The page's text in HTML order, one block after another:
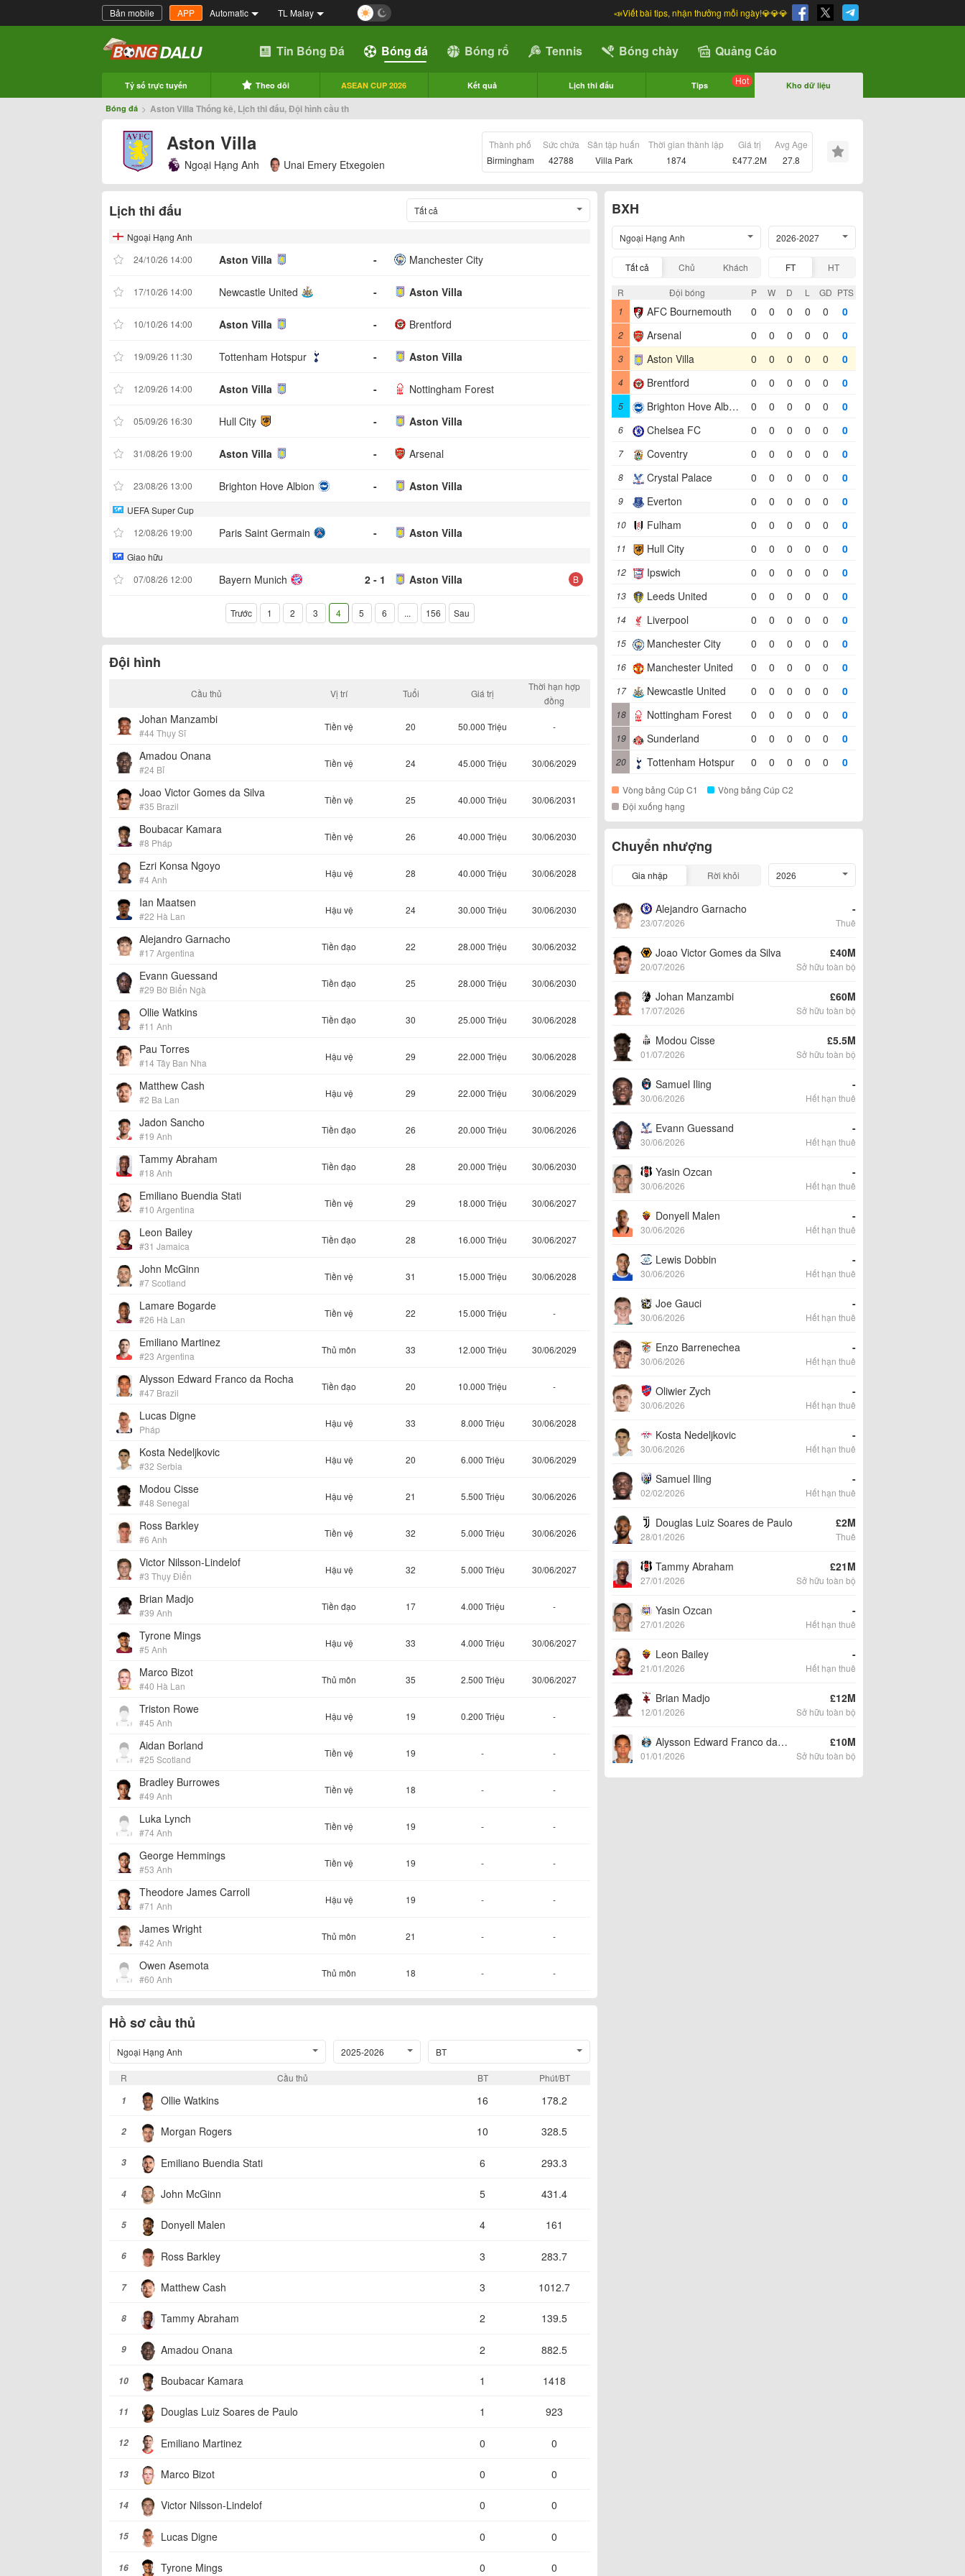
Bản mobile APP Automatic TL Malay 📣Viết bài tips, nhận thưởng mỗi ngày!💎💎💎
Tin Bóng Đá Bóng đá Bóng rổ Tennis Bóng chày Quảng Cáo
Tỷ số trực tuyến Theo dõi ASEAN CUP 2026 Kết quả Lịch thi đấu Tips Hot Kho dữ liệu
Bóng đá > Aston Villa Thống kê, Lịch thi đấu, Đội hình cầu th
Aston Villa
Ngoại Hạng Anh Unai Emery Etxegoien
Thành phố
Birmingham
Sức chứa
42788
Sân tập huấn
Villa Park
Thời gian thành lập
1874
Giá trị
£477.2M
Avg Age
27.8
Lịch thi đấu Tất cả
Ngoại Hạng Anh
24/10/26 14:00
Aston Villa - Manchester City
17/10/26 14:00 Newcastle United - Aston Villa
10/10/26 14:00 Aston Villa - Brentford
19/09/26 11:30 Tottenham Hotspur - Aston Villa
12/09/26 14:00 Aston Villa - Nottingham Forest
05/09/26 16:30 Hull City - Aston Villa
31/08/26 19:00 Aston Villa - Arsenal
23/08/26 13:00 Brighton Hove Albion - Aston Villa
UEFA Super Cup
12/08/26 19:00
Paris Saint Germain - Aston Villa
Giao hữu
07/08/26 12:00
Bayern Munich 2 - 1 Aston Villa B
Trước 1 2 3 4 5 6 ... 156 Sau
Đội hình
Cầu thủ Vị trí Tuổi Giá trị
Thời hạn hợp
đồng
Johan Manzambi
#44 Thụy Sĩ
Tiền vệ 20 50.000 Triệu -
Amadou Onana
#24 Bỉ
Tiền vệ 24 45.000 Triệu 30/06/2029
Joao Victor Gomes da Silva
#35 Brazil
Tiền vệ 25 40.000 Triệu 30/06/2031
Boubacar Kamara
#8 Pháp
Tiền vệ 26 40.000 Triệu 30/06/2030
Ezri Konsa Ngoyo
#4 Anh
Hậu vệ 28 40.000 Triệu 30/06/2028
Ian Maatsen
#22 Hà Lan
Hậu vệ 24 30.000 Triệu 30/06/2030
Alejandro Garnacho
#17 Argentina
Tiền đạo 22 28.000 Triệu 30/06/2032
Evann Guessand
#29 Bờ Biển Ngà
Tiền đạo 25 28.000 Triệu 30/06/2030
Ollie Watkins
#11 Anh
Tiền đạo 30 25.000 Triệu 30/06/2028
Pau Torres
#14 Tây Ban Nha
Hậu vệ 29 22.000 Triệu 30/06/2028
Matthew Cash
#2 Ba Lan
Hậu vệ 29 22.000 Triệu 30/06/2029
Jadon Sancho
#19 Anh
Tiền đạo 26 20.000 Triệu 30/06/2026
Tammy Abraham
#18 Anh
Tiền đạo 28 20.000 Triệu 30/06/2030
Emiliano Buendia Stati
#10 Argentina
Tiền vệ 29 18.000 Triệu 30/06/2027
Leon Bailey
#31 Jamaica
Tiền đạo 28 16.000 Triệu 30/06/2027
John McGinn
#7 Scotland
Tiền vệ 31 15.000 Triệu 30/06/2028
Lamare Bogarde
#26 Hà Lan
Tiền vệ 22 15.000 Triệu -
Emiliano Martinez
#23 Argentina
Thủ môn 33 12.000 Triệu 30/06/2029
Alysson Edward Franco da Rocha
#47 Brazil
Tiền đạo 20 10.000 Triệu -
Lucas Digne
Pháp
Hậu vệ 33 8.000 Triệu 30/06/2028
Kosta Nedeljkovic
#32 Serbia
Hậu vệ 20 6.000 Triệu 30/06/2029
Modou Cisse
#48 Senegal
Hậu vệ 21 5.500 Triệu 30/06/2026
Ross Barkley
#6 Anh
Tiền vệ 32 5.000 Triệu 30/06/2026
Victor Nilsson-Lindelof
#3 Thụy Điển
Hậu vệ 32 5.000 Triệu 30/06/2027
Brian Madjo
#39 Anh
Tiền đạo 17 4.000 Triệu -
Tyrone Mings
#5 Anh
Hậu vệ 33 4.000 Triệu 30/06/2027
Marco Bizot
#40 Hà Lan
Thủ môn 35 2.500 Triệu 30/06/2027
Triston Rowe
#45 Anh
Hậu vệ 19 0.200 Triệu -
Aidan Borland
#25 Scotland
Tiền vệ 19 - -
Bradley Burrowes
#49 Anh
Tiền vệ 18 - -
Luka Lynch
#74 Anh
Tiền vệ 19 - -
George Hemmings
#53 Anh
Tiền vệ 19 - -
Theodore James Carroll
#71 Anh
Hậu vệ 19 - -
James Wright
#42 Anh
Thủ môn 21 - -
Owen Asemota
#60 Anh
Thủ môn 18 - -
Hồ sơ cầu thủ
Ngoại Hạng Anh 2025-2026 BT
R Cầu thủ BT
Phút/BT
1
Ollie Watkins 16 178.2
2 Morgan Rogers 10 328.5
3 Emiliano Buendia Stati 6 293.3
4 John McGinn 5 431.4
5 Donyell Malen 4 161
6 Ross Barkley 3 283.7
7 Matthew Cash 3 1012.7
8 Tammy Abraham 2 139.5
9 Amadou Onana 2 882.5
10 Boubacar Kamara 1 1418
11 Douglas Luiz Soares de Paulo 1 923
12 Emiliano Martinez 0 0
13 Marco Bizot 0 0
14 Victor Nilsson-Lindelof 0 0
15 Lucas Digne 0 0
16 Tyrone Mings 0 0
BXH
Ngoại Hạng Anh 2026-2027
Tất cả Chủ Khách FT HT
R Đội bóng P W D L GD PTS
1
AFC Bournemouth 0 0 0 0 0 0
2 Arsenal 0 0 0 0 0 0
3 Aston Villa 0 0 0 0 0 0
4 Brentford 0 0 0 0 0 0
5 Brighton Hove Albion 0 0 0 0 0 0
6 Chelsea FC 0 0 0 0 0 0
7 Coventry 0 0 0 0 0 0
8 Crystal Palace 0 0 0 0 0 0
9 Everton 0 0 0 0 0 0
10 Fulham 0 0 0 0 0 0
11 Hull City 0 0 0 0 0 0
12 Ipswich 0 0 0 0 0 0
13 Leeds United 0 0 0 0 0 0
14 Liverpool 0 0 0 0 0 0
15 Manchester City 0 0 0 0 0 0
16 Manchester United 0 0 0 0 0 0
17 Newcastle United 0 0 0 0 0 0
18 Nottingham Forest 0 0 0 0 0 0
19 Sunderland 0 0 0 0 0 0
20 Tottenham Hotspur 0 0 0 0 0 0
Vòng bảng Cúp C1
Vòng bảng Cúp C2
Đội xuống hạng
Chuyển nhượng
Gia nhập Rời khỏi 2026
Alejandro Garnacho
23/07/2026
-
Thuê
Joao Victor Gomes da Silva
20/07/2026
£40M
Sở hữu toàn bộ
Johan Manzambi
17/07/2026
£60M
Sở hữu toàn bộ
Modou Cisse
01/07/2026
£5.5M
Sở hữu toàn bộ
Samuel Iling
30/06/2026
-
Hết hạn thuê
Evann Guessand
30/06/2026
-
Hết hạn thuê
Yasin Ozcan
30/06/2026
-
Hết hạn thuê
Donyell Malen
30/06/2026
-
Hết hạn thuê
Lewis Dobbin
30/06/2026
-
Hết hạn thuê
Joe Gauci
30/06/2026
-
Hết hạn thuê
Enzo Barrenechea
30/06/2026
-
Hết hạn thuê
Oliwier Zych
30/06/2026
-
Hết hạn thuê
Kosta Nedeljkovic
30/06/2026
-
Hết hạn thuê
Samuel Iling
02/02/2026
-
Hết hạn thuê
Douglas Luiz Soares de Paulo
28/01/2026
£2M
Thuê
Tammy Abraham
27/01/2026
£21M
Sở hữu toàn bộ
Yasin Ozcan
27/01/2026
-
Hết hạn thuê
Leon Bailey
21/01/2026
-
Hết hạn thuê
Brian Madjo
12/01/2026
£12M
Sở hữu toàn bộ
Alysson Edward Franco da Rocha
01/01/2026
£10M
Sở hữu toàn bộ